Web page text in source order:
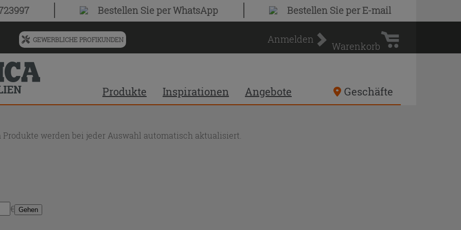
Bestellen Sieper WhatsApp Bestellen Sieper E-mail
Menü
vorgeschlagenen
Siteinhalt
und
Suchprotokoll
GEWERBLICHE PROFIKUNDEN Anmelden
Warenkorb
Warenkorb
Produkte Inspirationen Angebote Geschäfte
werden bei jeder Auswahl automatisch aktualisiert.
€ Gehen